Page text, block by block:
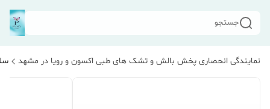
جستجو
نمایندگی انحصاری پخش بالش و تشک های طبی اکسون و رویا در مشهد